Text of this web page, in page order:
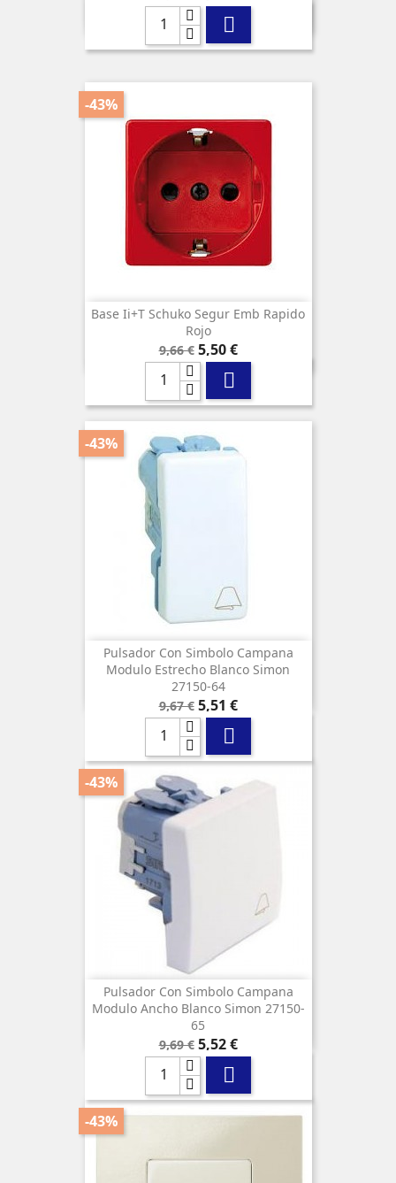
base

Base Ii+t Schuko Segur Emb Rapido
Rojo
Precio
base
9,66 €
-43%
Precio
5,50 €

Pulsador Con Simbolo Campana
Modulo Estrecho Blanco Simon
27150-64
Precio
base
9,67 €
-43%
Precio
5,51 €

Pulsador Con Simbolo Campana
Modulo Ancho Blanco Simon 27150-
65
Precio
base
9,69 €
-43%
Precio
5,52 €

-43%